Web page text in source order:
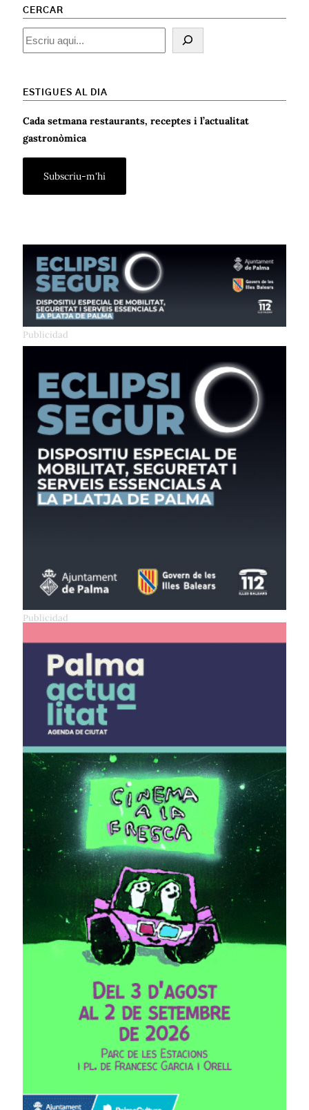
CERCAR
Cercar
ESTIGUES AL DIA
Cada setmana restaurants, receptes i l’actualitat
gastronòmica